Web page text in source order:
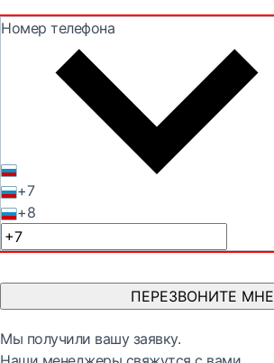
Номер телефона
+7
+8
ПЕРЕЗВОНИТЕ МНЕ
Мы получили вашу заявку.